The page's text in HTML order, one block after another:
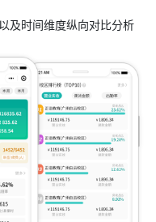
及时间维度纵向对比分析